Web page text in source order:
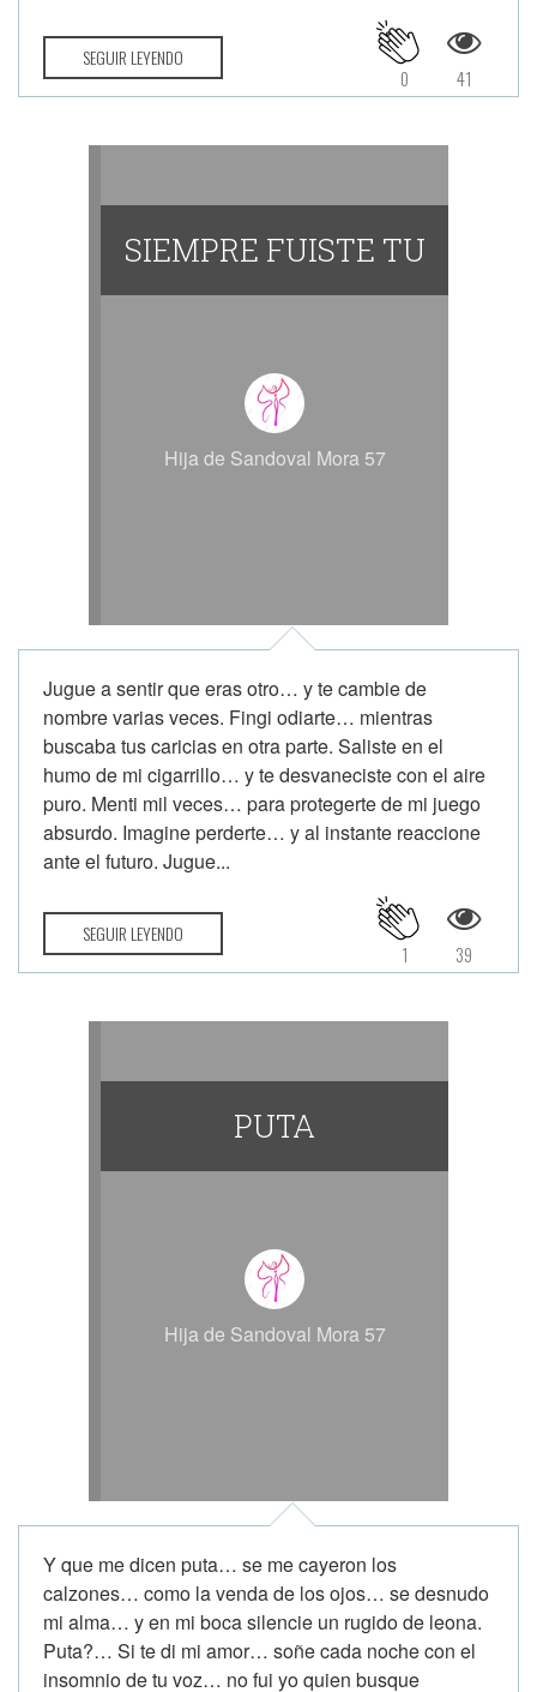
SEGUIR LEYENDO
41
0
SIEMPRE FUISTE TU
Hija de Sandoval Mora 57
Jugue a sentir que eras otro… y te cambie de
nombre varias veces. Fingi odiarte… mientras
buscaba tus caricias en otra parte. Saliste en el
humo de mi cigarrillo… y te desvaneciste con el aire
puro. Menti mil veces… para protegerte de mi juego
absurdo. Imagine perderte… y al instante reaccione
ante el futuro. Jugue...
SEGUIR LEYENDO
39
1
PUTA
Hija de Sandoval Mora 57
Y que me dicen puta… se me cayeron los
calzones… como la venda de los ojos… se desnudo
mi alma… y en mi boca silencie un rugido de leona.
Puta?… Si te di mi amor… soñe cada noche con el
insomnio de tu voz… no fui yo quien busque